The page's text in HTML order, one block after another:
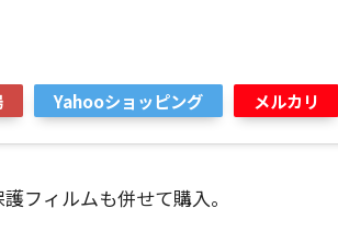
Yahooショッピング メルカリ
フィルムも併せて購入。